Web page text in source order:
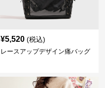
¥5,520 (税込)
レースアップデザイン痛バッグ